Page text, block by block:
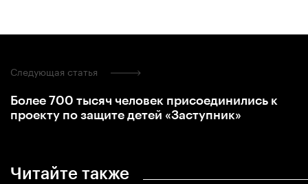
Читайте также
Следующая статья
Более 700 тысяч человек присоединились к
проекту по защите детей «Заступник»